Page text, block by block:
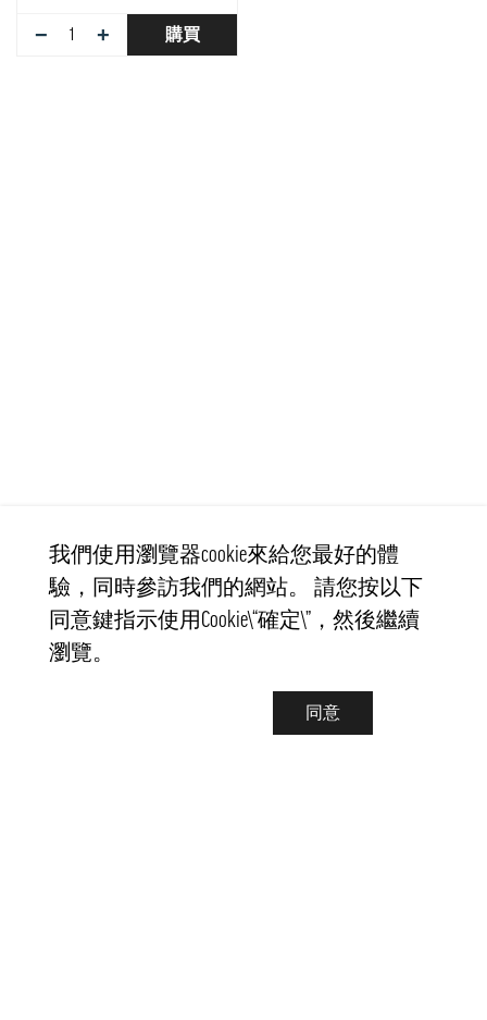
− + 購買
我們使用瀏覽器cookie來給您最好的體
驗，同時參訪我們的網站。 請您按以下
同意鍵指示使用Cookie\“確定\”，然後繼續
瀏覽。
同意